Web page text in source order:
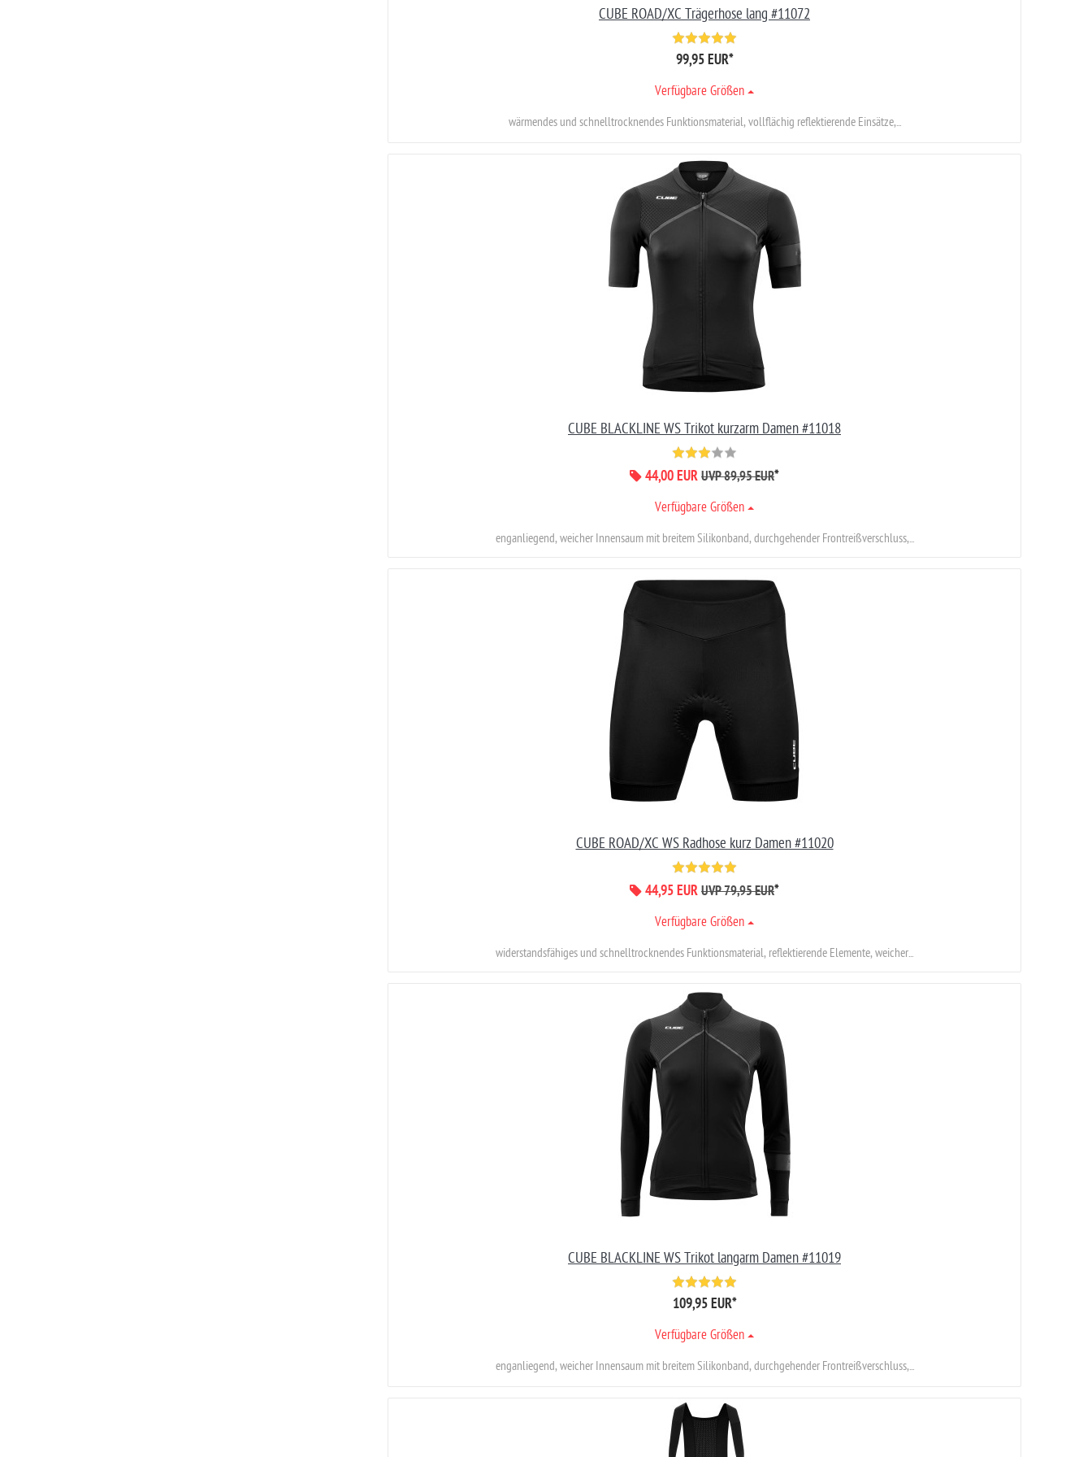
CUBE ROAD/XC Trägerhose lang #11072
99,95 EUR*
Verfügbare Größen
wärmendes und schnelltrocknendes Funktionsmaterial, vollflächig reflektierende Einsätze,...
CUBE BLACKLINE WS Trikot kurzarm Damen #11018
44,00 EUR UVP 89,95 EUR*
Verfügbare Größen
enganliegend, weicher Innensaum mit breitem Silikonband, durchgehender Frontreißverschluss,...
CUBE ROAD/XC WS Radhose kurz Damen #11020
44,95 EUR UVP 79,95 EUR*
Verfügbare Größen
widerstandsfähiges und schnelltrocknendes Funktionsmaterial, reflektierende Elemente, weicher...
CUBE BLACKLINE WS Trikot langarm Damen #11019
109,95 EUR*
Verfügbare Größen
enganliegend, weicher Innensaum mit breitem Silikonband, durchgehender Frontreißverschluss,...